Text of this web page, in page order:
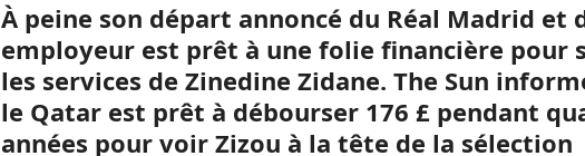
À peine son départ annoncé du Réal Madrid et
employeur est prêt à une folie financière pour
les services de Zinedine Zidane. The Sun
le Qatar est prêt à débourser 176 £ pendant
années pour voir Zizou à la tête de la sélection